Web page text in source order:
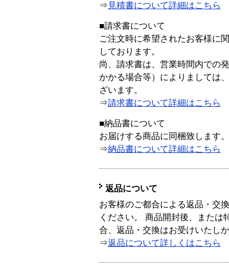
⇒ 見積書について詳細はこちら
■請求書について
ご注文時に希望されたお客様に
しております。
尚、請求書は、営業時間内での
かかる場合等）によりましては
ざいます。
⇒請求書について詳細はこちら
■納品書について
お届けする商品に同梱致します。
⇒納品書について詳細はこちら
返品について
お客様のご都合による返品・交
ください。 商品開封後、または
合、返品・交換はお受けいたし
⇒返品について詳しくはこちら